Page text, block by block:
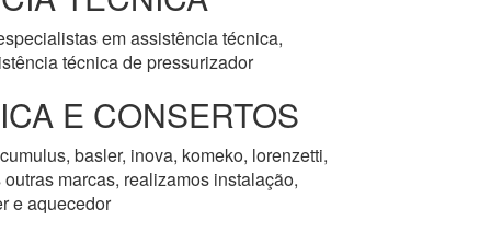
em assistência técnica,
técnica de pressurizador
E CONSERTOS
basler, inova, komeko, lorenzetti,
marcas, realizamos instalação,
e aquecedor